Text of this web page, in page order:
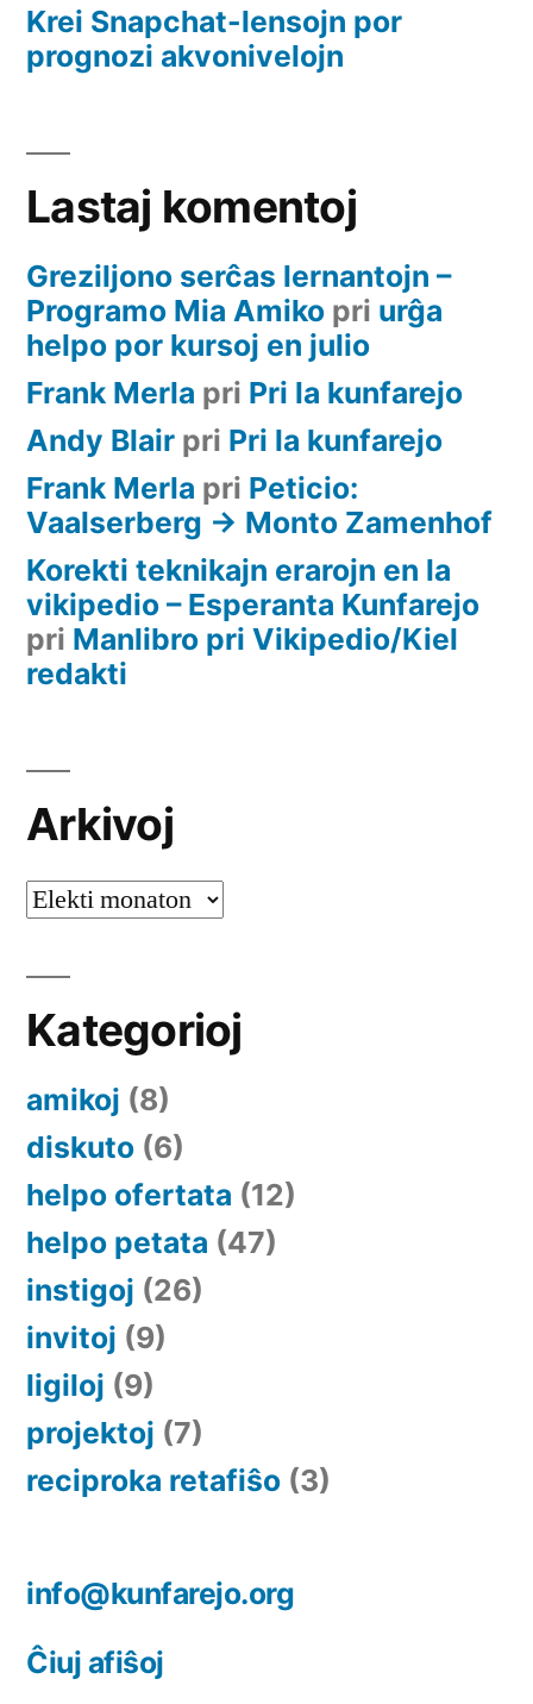
Krei Snapchat-lensojn por
prognozi akvonivelojn
Lastaj komentoj
Greziljono serĉas lernantojn –
Programo Mia Amiko pri urĝa
helpo por kursoj en julio
Frank Merla pri Pri la kunfarejo
Andy Blair pri Pri la kunfarejo
Frank Merla pri Peticio:
Vaalserberg -> Monto Zamenhof
Korekti teknikajn erarojn en la
vikipedio – Esperanta Kunfarejo
pri Manlibro pri Vikipedio/Kiel
redakti
Arkivoj
Arkivoj
Kategorioj
amikoj (8)
diskuto (6)
helpo ofertata (12)
helpo petata (47)
instigoj (26)
invitoj (9)
ligiloj (9)
projektoj (7)
reciproka retafiŝo (3)
info@kunfarejo.org
Ĉiuj afiŝoj